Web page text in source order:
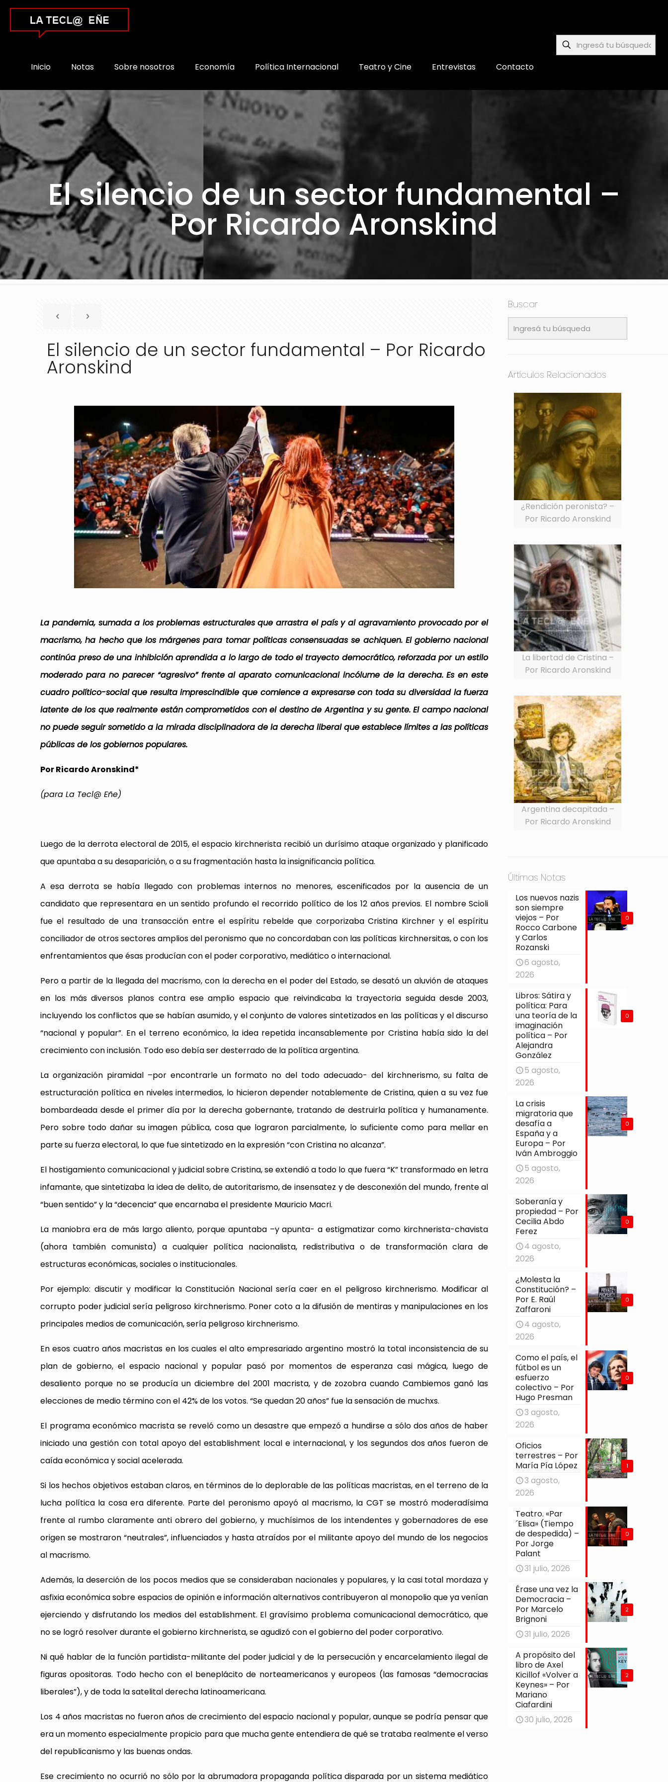
Inicio Notas Sobre nosotros Economía Política Internacional Teatro y Cine Entrevistas Contacto
El silencio de un sector fundamental –
Por Ricardo Aronskind
El silencio de un sector fundamental – Por Ricardo
Aronskind
La pandemia, sumada a los problemas estructurales que arrastra el país y al agravamiento provocado por el
macrismo, ha hecho que los márgenes para tomar políticas consensuadas se achiquen. El gobierno nacional
continúa preso de una inhibición aprendida a lo largo de todo el trayecto democrático, reforzada por un estilo
moderado para no parecer “agresivo” frente al aparato comunicacional incólume de la derecha. Es en este
cuadro político-social que resulta imprescindible que comience a expresarse con toda su diversidad la fuerza
latente de los que realmente están comprometidos con el destino de Argentina y su gente. El campo nacional
no puede seguir sometido a la mirada disciplinadora de la derecha liberal que establece límites a las políticas
públicas de los gobiernos populares.
Por Ricardo Aronskind*
(para La Tecl@ Eñe)
Luego de la derrota electoral de 2015, el espacio kirchnerista recibió un durísimo ataque organizado y planificado
que apuntaba a su desaparición, o a su fragmentación hasta la insignificancia política.
A esa derrota se había llegado con problemas internos no menores, escenificados por la ausencia de un
candidato que representara en un sentido profundo el recorrido político de los 12 años previos. El nombre Scioli
fue el resultado de una transacción entre el espíritu rebelde que corporizaba Cristina Kirchner y el espíritu
conciliador de otros sectores amplios del peronismo que no concordaban con las políticas kirchnersitas, o con los
enfrentamientos que ésas producían con el poder corporativo, mediático o internacional.
Pero a partir de la llegada del macrismo, con la derecha en el poder del Estado, se desató un aluvión de ataques
en los más diversos planos contra ese amplio espacio que reivindicaba la trayectoria seguida desde 2003,
incluyendo los conflictos que se habían asumido, y el conjunto de valores sintetizados en las políticas y el discurso
“nacional y popular”. En el terreno económico, la idea repetida incansablemente por Cristina había sido la del
crecimiento con inclusión. Todo eso debía ser desterrado de la política argentina.
La organización piramidal –por encontrarle un formato no del todo adecuado- del kirchnerismo, su falta de
estructuración política en niveles intermedios, lo hicieron depender notablemente de Cristina, quien a su vez fue
bombardeada desde el primer día por la derecha gobernante, tratando de destruirla política y humanamente.
Pero sobre todo dañar su imagen pública, cosa que lograron parcialmente, lo suficiente como para mellar en
parte su fuerza electoral, lo que fue sintetizado en la expresión “con Cristina no alcanza”.
El hostigamiento comunicacional y judicial sobre Cristina, se extendió a todo lo que fuera “K” transformado en letra
infamante, que sintetizaba la idea de delito, de autoritarismo, de insensatez y de desconexión del mundo, frente al
“buen sentido” y la “decencia” que encarnaba el presidente Mauricio Macri.
La maniobra era de más largo aliento, porque apuntaba –y apunta- a estigmatizar como kirchnerista-chavista
(ahora también comunista) a cualquier política nacionalista, redistributiva o de transformación clara de
estructuras económicas, sociales o institucionales.
Por ejemplo: discutir y modificar la Constitución Nacional sería caer en el peligroso kirchnerismo. Modificar al
corrupto poder judicial sería peligroso kirchnerismo. Poner coto a la difusión de mentiras y manipulaciones en los
principales medios de comunicación, sería peligroso kirchnerismo.
En esos cuatro años macristas en los cuales el alto empresariado argentino mostró la total inconsistencia de su
plan de gobierno, el espacio nacional y popular pasó por momentos de esperanza casi mágica, luego de
desaliento porque no se producía un diciembre del 2001 macrista, y de zozobra cuando Cambiemos ganó las
elecciones de medio término con el 42% de los votos. “Se quedan 20 años” fue la sensación de muchxs.
El programa económico macrista se reveló como un desastre que empezó a hundirse a sólo dos años de haber
iniciado una gestión con total apoyo del establishment local e internacional, y los segundos dos años fueron de
caída económica y social acelerada.
Si los hechos objetivos estaban claros, en términos de lo deplorable de las políticas macristas, en el terreno de la
lucha política la cosa era diferente. Parte del peronismo apoyó al macrismo, la CGT se mostró moderadísima
frente al rumbo claramente anti obrero del gobierno, y muchísimos de los intendentes y gobernadores de ese
origen se mostraron “neutrales”, influenciados y hasta atraídos por el militante apoyo del mundo de los negocios
al macrismo.
Además, la deserción de los pocos medios que se consideraban nacionales y populares, y la casi total mordaza y
asfixia económica sobre espacios de opinión e información alternativos contribuyeron al monopolio que ya venían
ejerciendo y disfrutando los medios del establishment. El gravísimo problema comunicacional democrático, que
no se logró resolver durante el gobierno kirchnerista, se agudizó con el gobierno del poder corporativo.
Ni qué hablar de la función partidista-militante del poder judicial y de la persecución y encarcelamiento ilegal de
figuras opositoras. Todo hecho con el beneplácito de norteamericanos y europeos (las famosas “democracias
liberales”), y de toda la satelital derecha latinoamericana.
Los 4 años macristas no fueron años de crecimiento del espacio nacional y popular, aunque se podría pensar que
era un momento especialmente propicio para que mucha gente entendiera de qué se trataba realmente el verso
del republicanismo y las buenas ondas.
Ese crecimiento no ocurrió no sólo por la abrumadora propaganda política disparada por un sistema mediático
Buscar
Artículos Relacionados
¿Rendición peronista? –
Por Ricardo Aronskind
La libertad de Cristina –
Por Ricardo Aronskind
Argentina decapitada –
Por Ricardo Aronskind
Últimas Notas
0
Los nuevos nazis
son siempre
viejos – Por
Rocco Carbone
y Carlos
Rozanski
6 agosto,
2026
0
Libros: Sátira y
política: Para
una teoría de la
imaginación
política – Por
Alejandra
González
5 agosto,
2026
0
La crisis
migratoria que
desafía a
España y a
Europa – Por
Iván Ambroggio
5 agosto,
2026
0
Soberanía y
propiedad – Por
Cecilia Abdo
Ferez
4 agosto,
2026
0
¿Molesta la
Constitución? –
Por E. Raúl
Zaffaroni
4 agosto,
2026
0
Como el país, el
fútbol es un
esfuerzo
colectivo – Por
Hugo Presman
3 agosto,
2026
1
Oficios
terrestres – Por
María Pía López
3 agosto,
2026
0
Teatro. «Par
´Elisa» (Tiempo
de despedida) –
Por Jorge
Palant
31 julio, 2026
2
Érase una vez la
Democracia –
Por Marcelo
Brignoni
31 julio, 2026
2
A propósito del
libro de Axel
Kicillof «Volver a
Keynes» – Por
Mariano
Ciafardini
30 julio, 2026